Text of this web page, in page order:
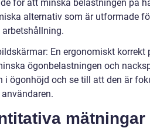
för att minska belastningen på
alternativ som är utformade
En ergonomiskt
ögonbelastningen och
i ögonhöjd och se till att den är